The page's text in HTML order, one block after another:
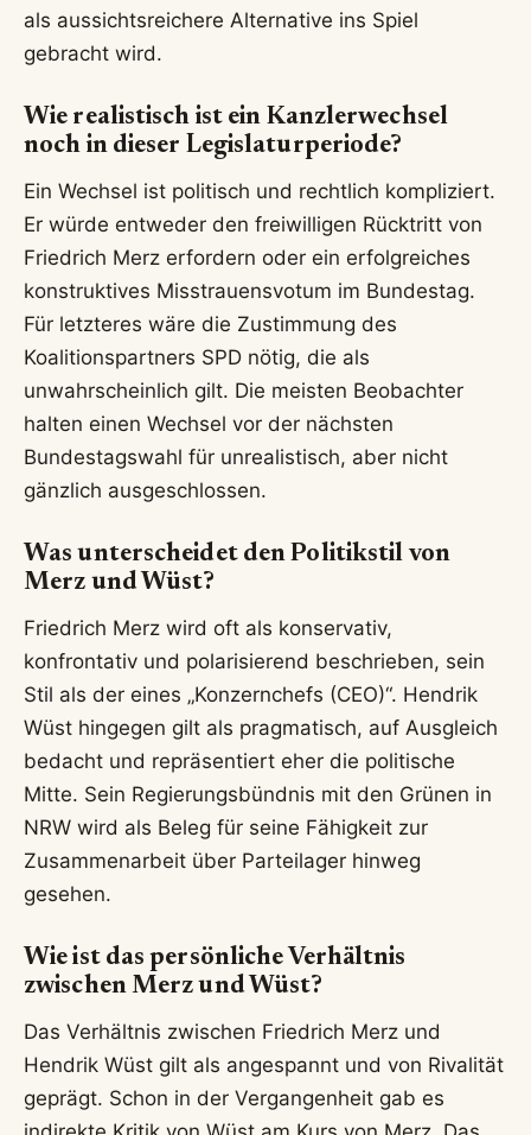
als aussichtsreichere Alternative ins Spiel
gebracht wird.
Wie realistisch ist ein Kanzlerwechsel
noch in dieser Legislaturperiode?
Ein Wechsel ist politisch und rechtlich kompliziert.
Er würde entweder den freiwilligen Rücktritt von
Friedrich Merz erfordern oder ein erfolgreiches
konstruktives Misstrauensvotum im Bundestag.
Für letzteres wäre die Zustimmung des
Koalitionspartners SPD nötig, die als
unwahrscheinlich gilt. Die meisten Beobachter
halten einen Wechsel vor der nächsten
Bundestagswahl für unrealistisch, aber nicht
gänzlich ausgeschlossen.
Was unterscheidet den Politikstil von
Merz und Wüst?
Friedrich Merz wird oft als konservativ,
konfrontativ und polarisierend beschrieben, sein
Stil als der eines „Konzernchefs (CEO)“. Hendrik
Wüst hingegen gilt als pragmatisch, auf Ausgleich
bedacht und repräsentiert eher die politische
Mitte. Sein Regierungsbündnis mit den Grünen in
NRW wird als Beleg für seine Fähigkeit zur
Zusammenarbeit über Parteilager hinweg
gesehen.
Wie ist das persönliche Verhältnis
zwischen Merz und Wüst?
Das Verhältnis zwischen Friedrich Merz und
Hendrik Wüst gilt als angespannt und von Rivalität
geprägt. Schon in der Vergangenheit gab es